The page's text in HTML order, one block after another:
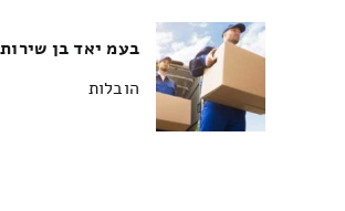
בעמ יאד בן
הובלות